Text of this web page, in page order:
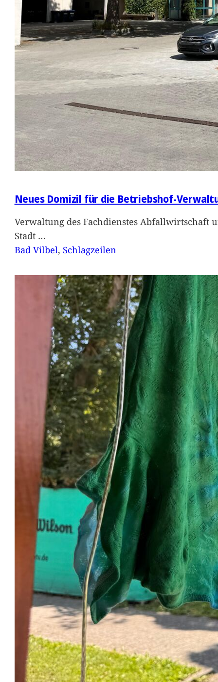
Neues Domizil für die Betriebshof-
Verwaltung des Fachdienstes Abfallwirtschaft
Stadt …
Bad Vilbel, Schlagzeilen